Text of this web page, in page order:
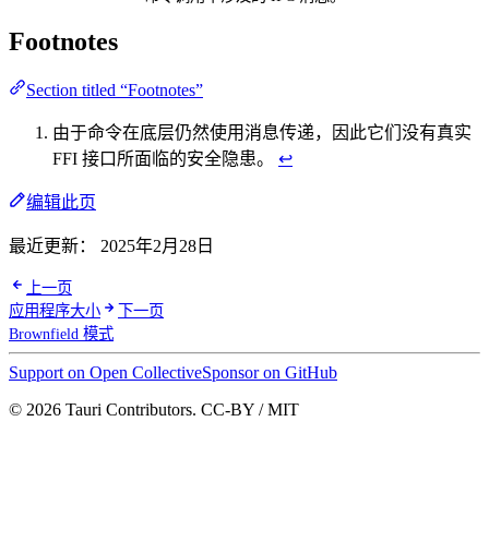
Footnotes
Section titled “Footnotes”
由于命令在底层仍然使用消息传递，因此它们没有真实
FFI 接口所面临的安全隐患。 ↩
编辑此页
最近更新： 2025年2月28日
上一页
应用程序大小
下一页
Brownfield 模式
Support on Open CollectiveSponsor on GitHub
© 2026 Tauri Contributors. CC-BY / MIT